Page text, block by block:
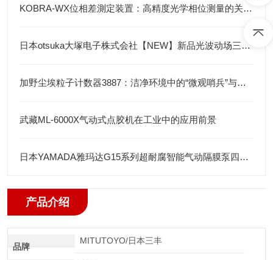
KOBRA-WX位相差測定装置：高精度光学相位测量的关键技术解析
日本otsuka大塚电子株式会社【NEW】新品光波动场三次元显微镜MINUK
加野尘埃粒子计数器3887：洁净环境中的“微观哨兵”与洁净度“审计官”
武藏ML-6000X气动式点胶机在工业中的应用前景
日本YAMADA雅玛达G15系列超耐腐智能气动隔膜泵四川代理店
产品介绍
品牌
MITUTOYO/日本三丰